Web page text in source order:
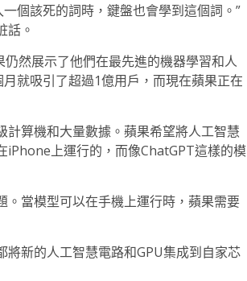
個該死的詞時，鍵盤也會學到這個詞。”
話。
然展示了他們在最先進的機器學習和人
就吸引了超過1億用戶，而現在蘋果正在
算機和大量數據。蘋果希望將人工智慧
iPhone上運行的，而像ChatGPT這樣的模
當模型可以在手機上運行時，蘋果需要
新的人工智慧電路和GPU集成到自家芯